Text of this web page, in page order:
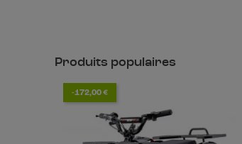
Produits populaires
-172,00 €